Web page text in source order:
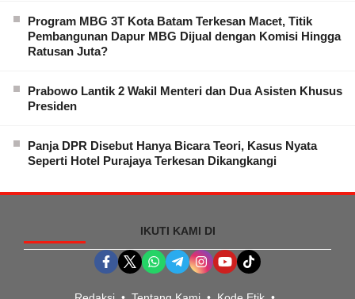
Program MBG 3T Kota Batam Terkesan Macet, Titik
Pembangunan Dapur MBG Dijual dengan Komisi Hingga
Ratusan Juta?
Prabowo Lantik 2 Wakil Menteri dan Dua Asisten Khusus
Presiden
Panja DPR Disebut Hanya Bicara Teori, Kasus Nyata
Seperti Hotel Purajaya Terkesan Dikangkangi
IKUTI KAMI DI